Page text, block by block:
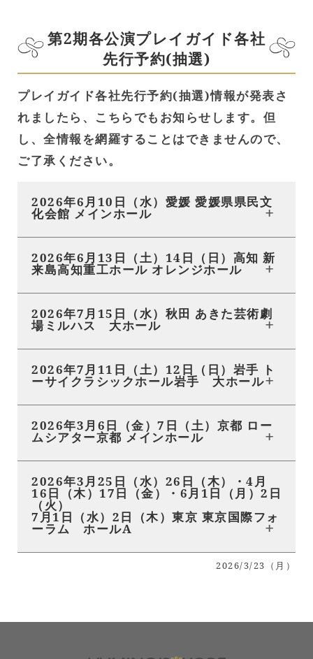
第2期各公演プレイガイド各社
先行予約(抽選)
プレイガイド各社先行予約(抽選)情報が発表さ
れましたら、こちらでもお知らせします。但
し、全情報を網羅することはできませんので、
ご了承ください。
2026年6月10日（水）愛媛 愛媛県県民文
化会館 メインホール
2026年6月13日（土）14日（日）高知 新
来島高知重工ホール オレンジホール
2026年7月15日（水）秋田 あきた芸術劇
場ミルハス 大ホール
2026年7月11日（土）12日（日）岩手 ト
ーサイクラシックホール岩手 大ホール
2026年3月6日（金）7日（土）京都 ロー
ムシアター京都 メインホール
2026年3月25日（水）26日（木）・4月
16日（木）17日（金）・6月1日（月）2日
（火）
7月1日（水）2日（木）東京 東京国際フォ
ーラム ホールA
2026/3/23（月）